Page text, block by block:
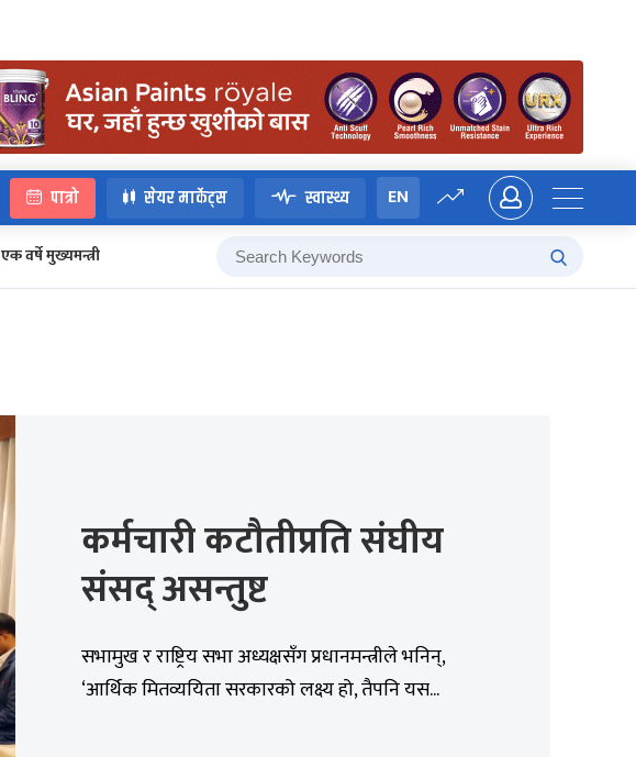
पात्रो सेयर मार्केट्स स्वास्थ्य EN
एक वर्षे मुख्यमन्त्री
कर्मचारी कटौतीप्रति संघीय
संसद् असन्तुष्ट
सभामुख र राष्ट्रिय सभा अध्यक्षसँग प्रधानमन्त्रीले भनिन्,
‘आर्थिक मितव्ययिता सरकारको लक्ष्य हो, तैपनि यस...